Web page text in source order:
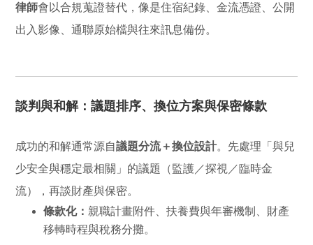
律師會以合規蒐證替代，像是住宿紀錄、金流憑證、公開
出入影像、通聯原始檔與往來訊息備份。
談判與和解：議題排序、換位方案與保密條款
成功的和解通常源自議題分流＋換位設計。先處理「與兒
少安全與穩定最相關」的議題（監護／探視／臨時金
流），再談財產與保密。
條款化： 親職計畫附件、扶養費與年審機制、財產
移轉時程與稅務分攤。